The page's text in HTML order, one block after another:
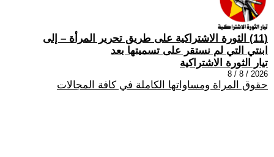
(11) الثورة الاشتراكية على طريق تحرير المرأة – إلى
ابنتي التي لم نستقر على تسميتها بعد
تيار الثورة الاشتراكية
2026 / 8 / 8
حقوق المراة ومساواتها الكاملة في كافة المجالات